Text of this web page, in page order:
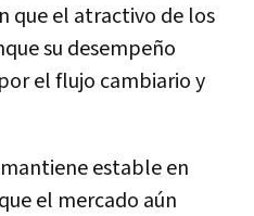
que el atractivo de los
su desempeño
el flujo cambiario y
mantiene estable en
el mercado aún